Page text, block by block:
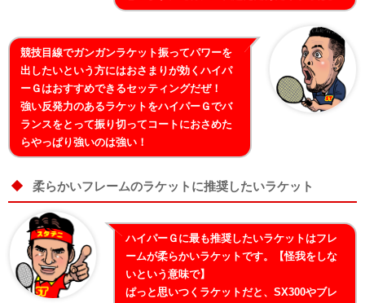
競技目線でガンガンラケット振ってパワーを
出したいという方にはおさまりが効くハイパ
ーＧはおすすめできるセッティングだぜ！
強い反発力のあるラケットをハイパーＧでバ
ランスをとって振り切ってコートにおさめた
らやっぱり強いのは強い！
柔らかいフレームのラケットに推奨したいラケット
ハイパーＧに最も推奨したいラケットはフレ
ームが柔らかいラケットです。【怪我をしな
いという意味で】
ぱっと思いつくラケットだと、SX300やブレ